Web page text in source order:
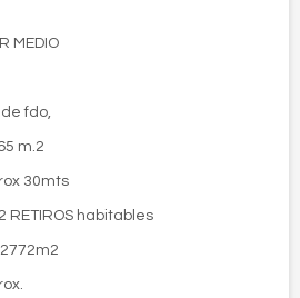
MEDIO
fdo,
m.2
30mts
RETIROS habitables